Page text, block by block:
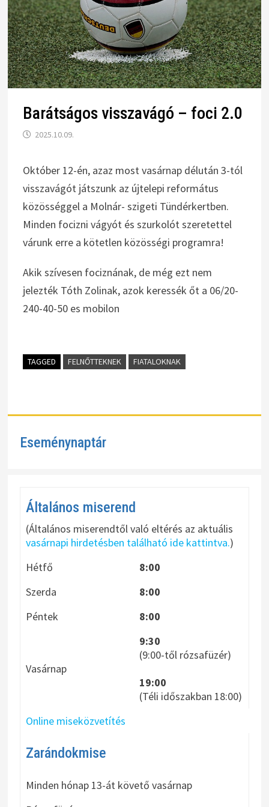
Barátságos visszavágó – foci 2.0
2025.10.09.
Október 12-én, azaz most vasárnap délután 3-tól
visszavágót játszunk az újtelepi református
közösséggel a Molnár- szigeti Tündérkertben.
Minden focizni vágyót és szurkolót szeretettel
várunk erre a kötetlen közösségi programra!
Akik szívesen fociznának, de még ezt nem
jelezték Tóth Zolinak, azok keressék őt a 06/20-
240-40-50 es mobilon
TAGGED FELNŐTTEKNEK FIATALOKNAK
Eseménynaptár
Általános miserend
(Általános miserendtől való eltérés az aktuális
vasárnapi hirdetésben található ide kattintva.)
Hétfő
8:00
Szerda
8:00
Péntek
8:00
Vasárnap
9:30
(9:00-től rózsafüzér)
19:00
(Téli időszakban 18:00)
Online miseközvetítés
Zarándokmise
Minden hónap 13-át követő vasárnap